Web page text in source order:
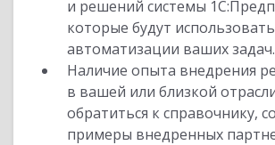
и решений системы
которые будут
автоматизации ваших задач.
Наличие опыта внедрения
в вашей или близкой
обратиться к справочнику,
примеры внедренных